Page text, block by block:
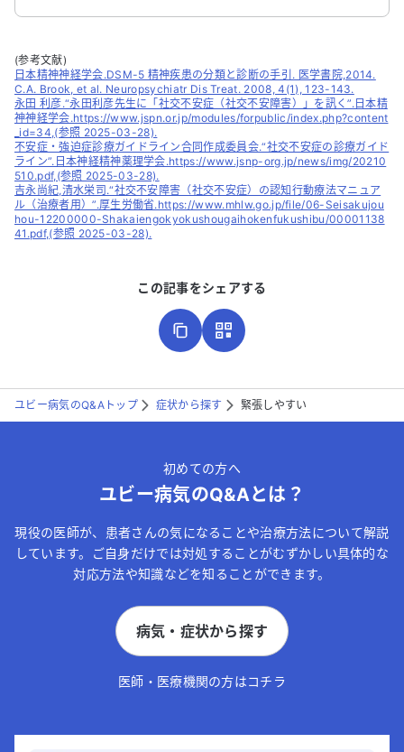
(参考文献)
日本精神神経学会.DSM-5 精神疾患の分類と診断の手引. 医学書院,2014.
C.A. Brook, et al. Neuropsychiatr Dis Treat. 2008, 4(1), 123-143.
永田 利彦.“永田利彦先生に「社交不安症（社交不安障害）」を訊く”.日本精
神神経学会.https://www.jspn.or.jp/modules/forpublic/index.php?content
_id=34,(参照 2025-03-28).
不安症・強迫症診療ガイドライン合同作成委員会.“社交不安症の診療ガイド
ライン”.日本神経精神薬理学会.https://www.jsnp-org.jp/news/img/20210
510.pdf,(参照 2025-03-28).
吉永尚紀,清水栄司.“社交不安障害（社交不安症）の認知行動療法マニュア
ル（治療者用）”.厚生労働省.https://www.mhlw.go.jp/file/06-Seisakujou
hou-12200000-Shakaiengokyokushougaihokenfukushibu/00001138
41.pdf,(参照 2025-03-28).
この記事をシェアする
ユビー病気のQ&Aトップ 症状から探す 緊張しやすい
初めての方へ
ユビー病気のQ&Aとは？
現役の医師が、患者さんの気になることや治療方法について解説
しています。ご自身だけでは対処することがむずかしい具体的な
対応方法や知識などを知ることができます。
病気・症状から探す
医師・医療機関の方はコチラ